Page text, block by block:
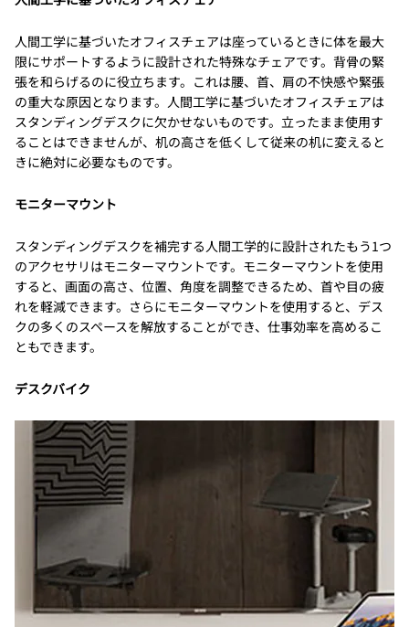
人間工学に基づいたオフィスチェアは座っているときに体を最大
限にサポートするように設計された特殊なチェアです。背骨の緊
張を和らげるのに役立ちます。これは腰、首、肩の不快感や緊張
の重大な原因となります。人間工学に基づいたオフィスチェアは
スタンディングデスクに欠かせないものです。立ったまま使用す
ることはできませんが、机の高さを低くして従来の机に変えると
きに絶対に必要なものです。
モニターマウント
スタンディングデスクを補完する人間工学的に設計されたもう1つ
のアクセサリはモニターマウントです。モニターマウントを使用
すると、画面の高さ、位置、角度を調整できるため、首や目の疲
れを軽減できます。さらにモニターマウントを使用すると、デス
クの多くのスペースを解放することができ、仕事効率を高めるこ
ともできます。
デスクバイク